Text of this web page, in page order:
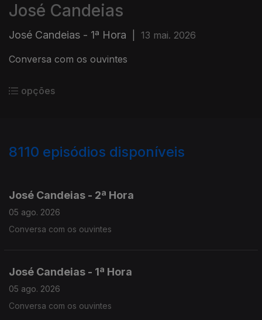
José Candeias
José Candeias - 1ª Hora 13 mai. 2026
Conversa com os ouvintes
opções
8110 episódios disponíveis
José Candeias - 2ª Hora
05 ago. 2026
Conversa com os ouvintes
José Candeias - 1ª Hora
05 ago. 2026
Conversa com os ouvintes